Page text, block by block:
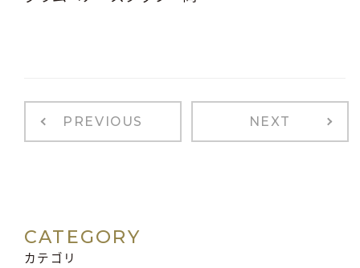
PREVIOUS NEXT
CATEGORY
カテゴリ